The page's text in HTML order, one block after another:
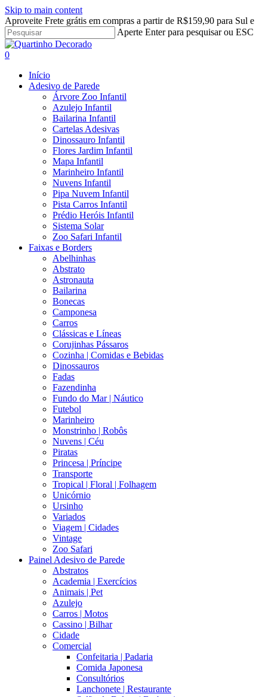
Skip to main content
Aproveite Frete grátis em compras a partir de R$159,90 para Sul e
Aperte Enter para pesquisar ou ESC
Close
Search
search
account
0
Início
Adesivo de Parede
Árvore Zoo Infantil
Azulejo Infantil
Bailarina Infantil
Cartelas Adesivas
Dinossauro Infantil
Flores Jardim Infantil
Mapa Infantil
Marinheiro Infantil
Nuvens Infantil
Pipa Nuvem Infantil
Pista Carros Infantil
Prédio Heróis Infantil
Sistema Solar
Zoo Safari Infantil
Faixas e Borders
Abelhinhas
Abstrato
Astronauta
Bailarina
Bonecas
Camponesa
Carros
Clássicas e Líneas
Corujinhas Pássaros
Cozinha | Comidas e Bebidas
Dinossauros
Fadas
Fazendinha
Fundo do Mar | Náutico
Futebol
Marinheiro
Monstrinho | Robôs
Nuvens | Céu
Piratas
Princesa | Príncipe
Transporte
Tropical | Floral | Folhagem
Unicórnio
Ursinho
Variados
Viagem | Cidades
Vintage
Zoo Safari
Painel Adesivo de Parede
Abstratos
Academia | Exercícios
Animais | Pet
Azulejo
Carros | Motos
Cassino | Bilhar
Cidade
Comercial
Confeitaria | Padaria
Comida Japonesa
Consultórios
Lanchonete | Restaurante